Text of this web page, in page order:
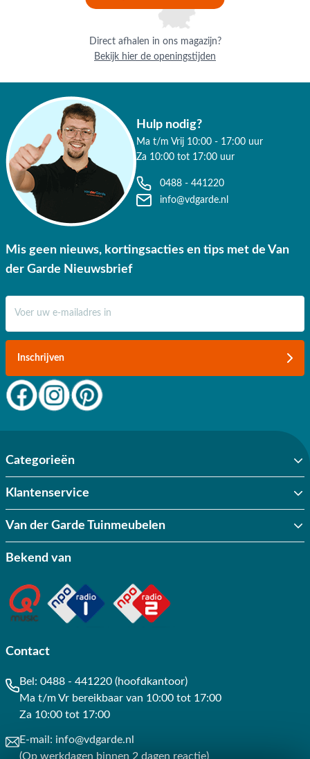
Direct afhalen in ons magazijn?
Bekijk hier de openingstijden
Hulp nodig?
Ma t/m Vrij 10:00 - 17:00 uur
Za 10:00 tot 17:00 uur
0488 - 441220
info@vdgarde.nl
Mis geen nieuws, kortingsacties en tips met de Van
der Garde Nieuwsbrief
Inschrijven
Categorieën
Klantenservice
Van der Garde Tuinmeubelen
Bekend van
Contact
Bel: 0488 - 441220 (hoofdkantoor)
Ma t/m Vr bereikbaar van 10:00 tot 17:00
Za 10:00 tot 17:00
E-mail: info@vdgarde.nl
(Op werkdagen binnen 2 dagen reactie)